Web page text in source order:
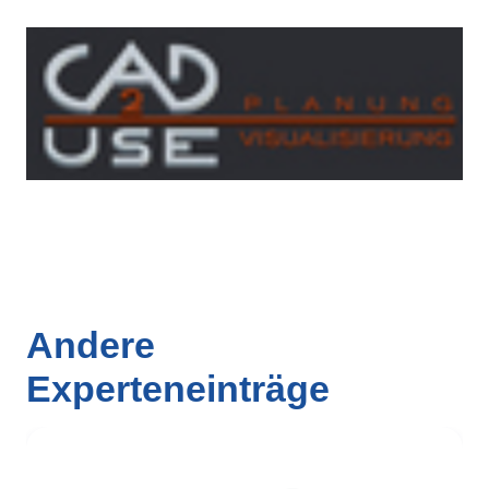
Andere
Experteneinträge